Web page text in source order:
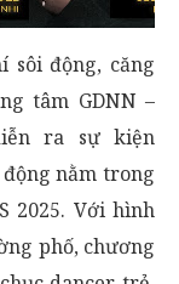
sôi động, căng
tâm GDNN –
ra sự kiện
động nằm trong
2025. Với hình
phố, chương